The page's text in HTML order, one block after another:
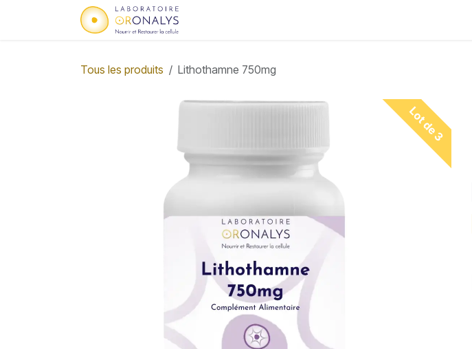
Se rendre au contenu
Tous les produits Lithothamne 750mg
Lot de 3